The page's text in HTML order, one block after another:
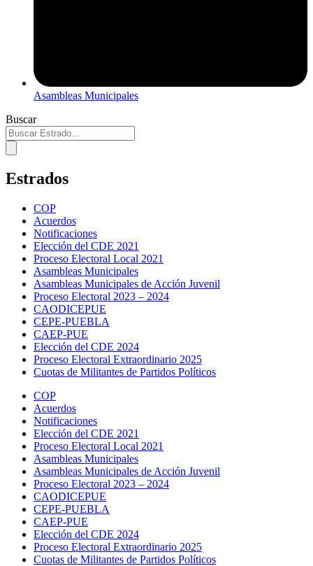
Asambleas Municipales
Buscar
Estrados
COP
Acuerdos
Notificaciones
Elección del CDE 2021
Proceso Electoral Local 2021
Asambleas Municipales
Asambleas Municipales de Acción Juvenil
Proceso Electoral 2023 – 2024
CAODICEPUE
CEPE-PUEBLA
CAEP-PUE
Elección del CDE 2024
Proceso Electoral Extraordinario 2025
Cuotas de Militantes de Partidos Políticos
COP
Acuerdos
Notificaciones
Elección del CDE 2021
Proceso Electoral Local 2021
Asambleas Municipales
Asambleas Municipales de Acción Juvenil
Proceso Electoral 2023 – 2024
CAODICEPUE
CEPE-PUEBLA
CAEP-PUE
Elección del CDE 2024
Proceso Electoral Extraordinario 2025
Cuotas de Militantes de Partidos Políticos